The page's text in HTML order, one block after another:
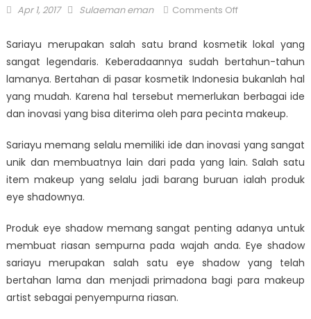
Posted
Apr 1, 2017 Author
Sulaeman eman Comments Offon
Shadow
Sariayu
Selalu
Primadona
Para
Sariayu merupakan salah satu brand kosmetik lokal yang
sangat legendaris. Keberadaannya sudah bertahun-tahun
lamanya. Bertahan di pasar kosmetik Indonesia bukanlah hal
yang mudah. Karena hal tersebut memerlukan berbagai ide
dan inovasi yang bisa diterima oleh para pecinta makeup.
Sariayu memang selalu memiliki ide dan inovasi yang sangat
unik dan membuatnya lain dari pada yang lain. Salah satu
item makeup yang selalu jadi barang buruan ialah produk
eye shadownya.
Produk eye shadow memang sangat penting adanya untuk
membuat riasan sempurna pada wajah anda. Eye shadow
sariayu merupakan salah satu eye shadow yang telah
bertahan lama dan menjadi primadona bagi para makeup
artist sebagai penyempurna riasan.